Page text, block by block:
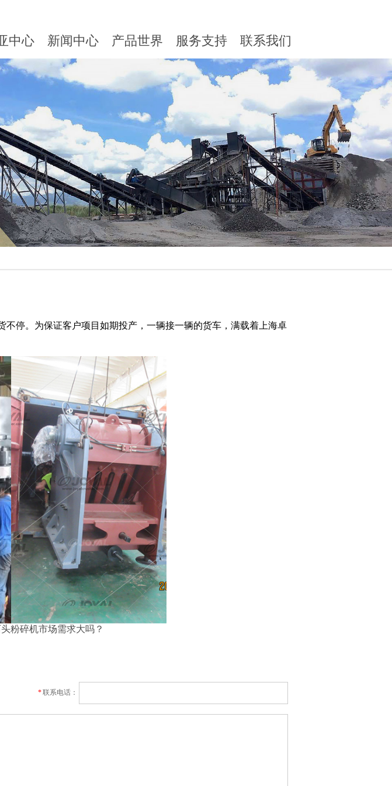
中心 新闻中心 产品世界 服务支持 联系我们
停。为保证客户项目如期投产，一辆接一辆的货车，满载着上海卓
粉碎机市场需求大吗？